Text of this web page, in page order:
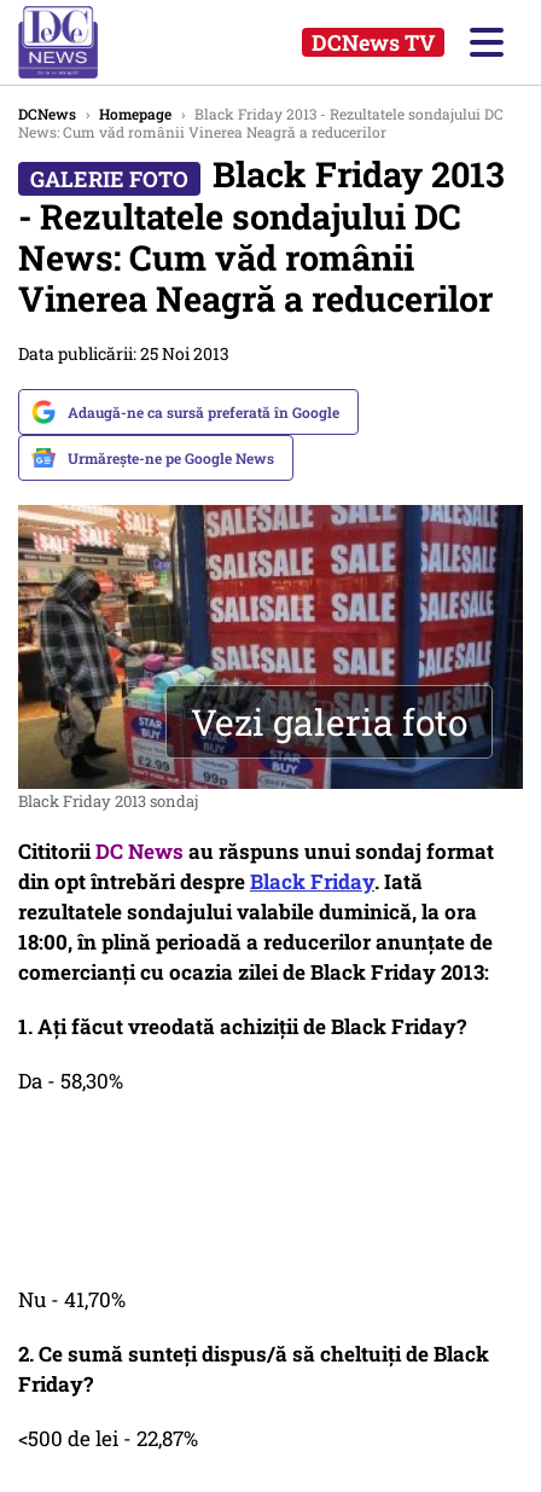
DCNews TV
DCNews › Homepage › Black Friday 2013 - Rezultatele sondajului DC
News: Cum văd românii Vinerea Neagră a reducerilor
Black Friday 2013
- Rezultatele sondajului DC
News: Cum văd românii
Vinerea Neagră a reducerilor
Data publicării: 25 Noi 2013
Adaugă-ne ca sursă preferată în Google
Urmărește-ne pe Google News
Vezi galeria foto
Black Friday 2013 sondaj
CititoriiDC News au răspuns unui sondaj format
din opt întrebări despreBlack Friday. Iată
rezultatele sondajului valabile duminică, la ora
18:00, în plină perioadă a reducerilor anunțate de
comercianți cu ocazia zilei de Black Friday 2013:
1. Ați făcut vreodată achiziții de Black Friday?
Da - 58,30%
Nu - 41,70%
2. Ce sumă sunteți dispus/ă să cheltuiți de Black
Friday?
<500 de lei - 22,87%